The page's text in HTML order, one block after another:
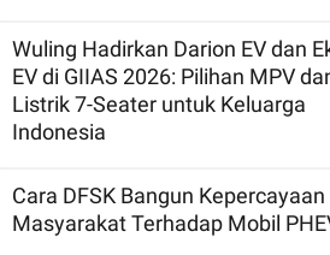
Wuling Hadirkan Darion EV dan
EV di GIIAS 2026: Pilihan MPV
Listrik 7-Seater untuk Keluarga
Indonesia
Cara DFSK Bangun Kepercayaan
Masyarakat Terhadap Mobil